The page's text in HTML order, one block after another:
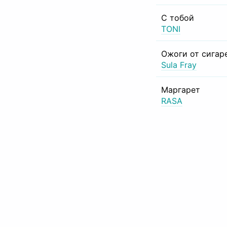
С тобой
TONI
Ожоги от
Sula Fray
Маргарет
RASA